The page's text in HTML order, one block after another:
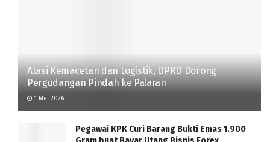
Atasi Kemacetan dan Logistik, DPRD Dorong
Pergudangan Pindah ke Palaran
1 Mei 2026
Pegawai KPK Curi Barang Bukti Emas 1.900